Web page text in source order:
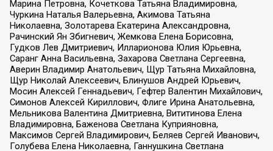
Марина Петровна, Кочеткова Татьяна Владимировна,
Чуркина Наталья Валерьевна, Акимова Татьяна
Николаевна, Золотарева Екатерина Александровна,
Рачинский Ян Збигневич, Жемкова Елена Борисовна,
Гудков Лев Дмитриевич, Илларионова Юлия Юрьевна,
Саранг Анна Васильевна, Захарова Светлана Сергеевна,
Аверин Владимир Анатольевич, Щур Татьяна Михайловна,
Щур Николай Алексеевич, Блинушов Андрей Юрьевич,
Мосин Алексей Геннадьевич, Гефтер Валентин Михайлович,
Симонов Алексей Кириллович, Флиге Ирина Анатольевна,
Мельникова Валентина Дмитриевна, Вититинова Елена
Владимировна, Баженова Светлана Куприяновна,
Максимов Сергей Владимирович, Беляев Сергей Иванович,
Голубева Елена Николаевна, Ганнушкина Светлана